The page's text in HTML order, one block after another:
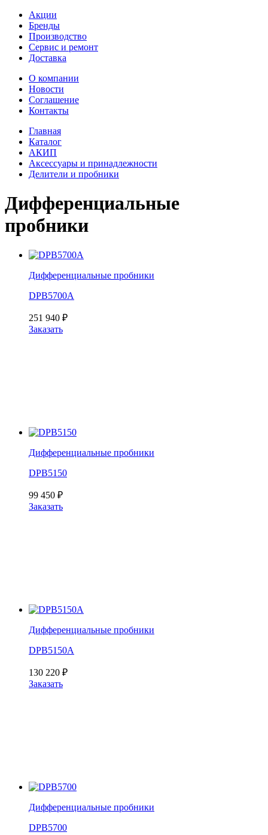
Акции
Бренды
Производство
Сервис и ремонт
Доставка
О компании
Новости
Соглашение
Контакты
Главная
Каталог
АКИП
Аксессуары и принадлежности
Делители и пробники
Дифференциальные
пробники
Дифференциальные пробники
DPB5700A
251 940 ₽
Заказать
Дифференциальные пробники
DPB5150
99 450 ₽
Заказать
Дифференциальные пробники
DPB5150A
130 220 ₽
Заказать
Дифференциальные пробники
DPB5700